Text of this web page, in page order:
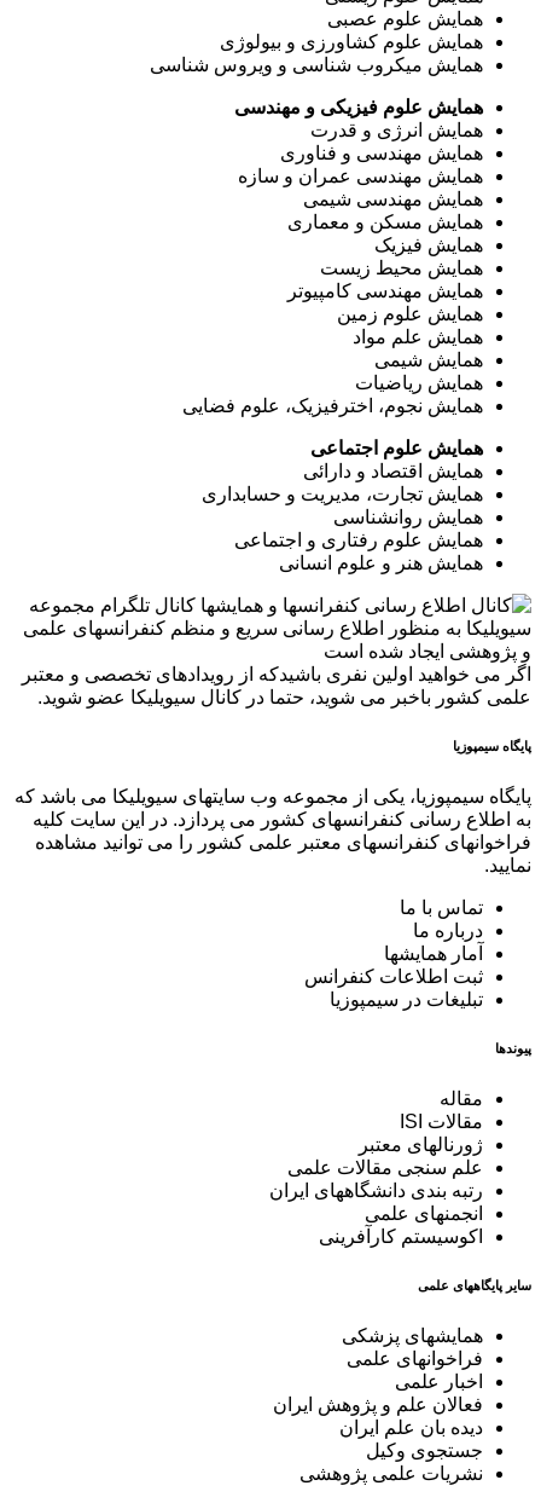
همایش علوم عصبی
همایش علوم کشاورزی و بیولوژی
همایش میکروب شناسی و ویروس شناسی
همایش علوم فیزیکی و مهندسی
همایش انرژی و قدرت
همایش مهندسی و فناوری
همایش مهندسی عمران و سازه
همایش مهندسی شیمی
همایش مسکن و معماری
همایش فیزیک
همایش محیط زیست
همایش مهندسی کامپیوتر
همایش علوم زمین
همایش علم مواد
همایش شیمی
همایش ریاضیات
همایش نجوم، اخترفیزیک، علوم فضایی
همایش علوم اجتماعی
همایش اقتصاد و دارائی
همایش تجارت، مدیریت و حسابداری
همایش روانشناسی
همایش علوم رفتاری و اجتماعی
همایش هنر و علوم انسانی
کانال تلگرام مجموعه
سیویلیکا به منظور اطلاع رسانی سریع و منظم کنفرانسهای علمی
و پژوهشی ایجاد شده است
اگر می خواهید اولین نفری باشیدکه از رویدادهای تخصصی و معتبر
علمی کشور باخبر می شوید، حتما در کانال سیویلیکا عضو شوید.
پایگاه سیمپوزیا
پایگاه سیمپوزیا، یکی از مجموعه وب سایتهای سیویلیکا می باشد که
به اطلاع رسانی کنفرانسهای کشور می پردازد. در این سایت کلیه
فراخوانهای کنفرانسهای معتبر علمی کشور را می توانید مشاهده
نمایید.
تماس با ما
درباره ما
آمار همایشها
ثبت اطلاعات کنفرانس
تبلیغات در سیمپوزیا
پیوندها
مقاله
مقالات ISI
ژورنالهای معتبر
علم سنجی مقالات علمی
رتبه بندی دانشگاههای ایران
انجمنهای علمی
اکوسیستم کارآفرینی
سایر پایگاههای علمی
همایشهای پزشکی
فراخوانهای علمی
اخبار علمی
فعالان علم و پژوهش ایران
دیده بان علم ایران
جستجوی وکیل
نشریات علمی پژوهشی